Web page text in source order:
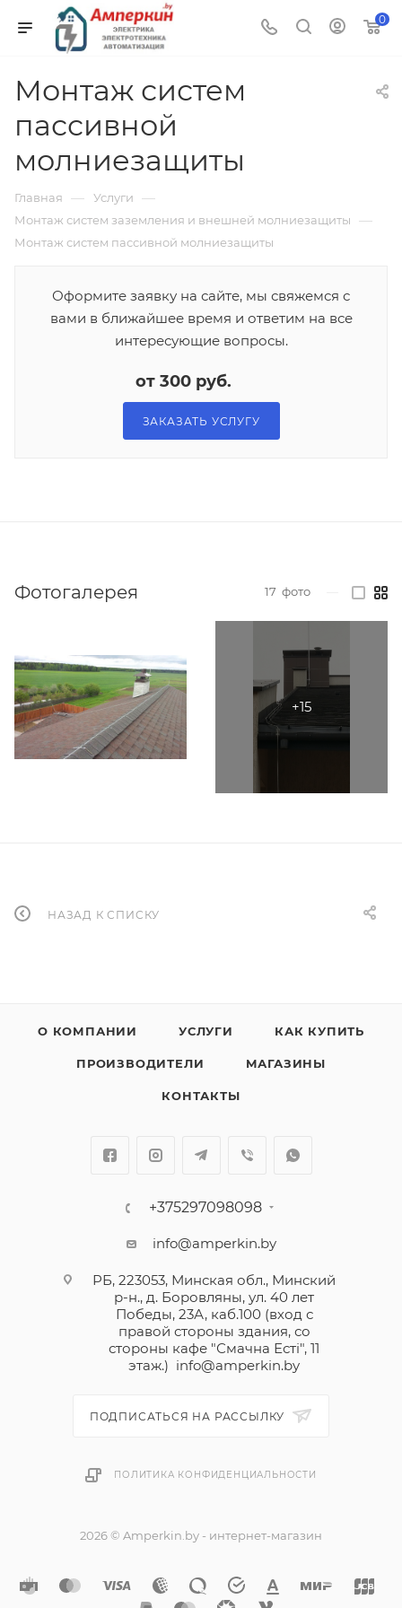
0
Монтаж систем
пассивной
молниезащиты
Главная — Услуги —
Монтаж систем заземления и внешней молниезащиты —
Монтаж систем пассивной молниезащиты
Оформите заявку на сайте, мы свяжемся с
вами в ближайшее время и ответим на все
интересующие вопросы.
от 300 руб.
ЗАКАЗАТЬ УСЛУГУ
Фотогалерея 17 фото
НАЗАД К СПИСКУ
О КОМПАНИИ УСЛУГИ КАК КУПИТЬ
ПРОИЗВОДИТЕЛИ МАГАЗИНЫ
КОНТАКТЫ
+375297098098
info@amperkin.by
РБ, 223053, Минская обл., Минский
р-н., д. Боровляны, ул. 40 лет
Победы, 23А, каб.100 (вход с
правой стороны здания, со
стороны кафе "Смачна Естi", 11
этаж.) info@amperkin.by
ПОДПИСАТЬСЯ НА РАССЫЛКУ
ПОЛИТИКА КОНФИДЕНЦИАЛЬНОСТИ
2026 © Amperkin.by - интернет-магазин